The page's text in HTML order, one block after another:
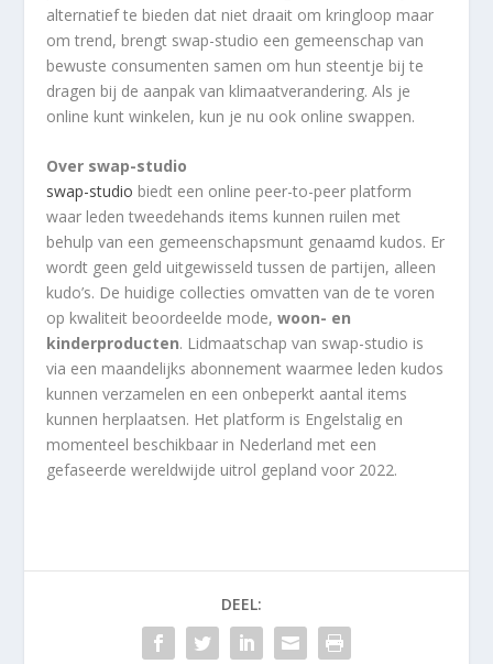
alternatief te bieden dat niet draait om kringloop maar
om trend, brengt swap-studio een gemeenschap van
bewuste consumenten samen om hun steentje bij te
dragen bij de aanpak van klimaatverandering. Als je
online kunt winkelen, kun je nu ook online swappen.
Over swap-studio
swap-studio biedt een online peer-to-peer platform
waar leden tweedehands items kunnen ruilen met
behulp van een gemeenschapsmunt genaamd kudos. Er
wordt geen geld uitgewisseld tussen de partijen, alleen
kudo’s. De huidige collecties omvatten van de te voren
op kwaliteit beoordeelde mode,woon- en
kinderproducten. Lidmaatschap van swap-studio is
via een maandelijks abonnement waarmee leden kudos
kunnen verzamelen en een onbeperkt aantal items
kunnen herplaatsen. Het platform is Engelstalig en
momenteel beschikbaar in Nederland met een
gefaseerde wereldwijde uitrol gepland voor 2022.
DEEL: